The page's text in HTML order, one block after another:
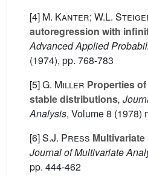
[4] M. Kanter; W.L.
autoregression with
Advanced Applied
(1974), pp. 768-783
[5]G. Miller Properties
stable distributions,
Analysis, Volume 8 (1978)
[6]S.J. Press
Journal of Multivariate
pp. 444-462